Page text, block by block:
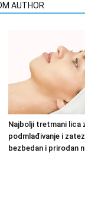
AUTHOR
Najbolji tretmani lica
podmlađivanje i
bezbedan i prirodan